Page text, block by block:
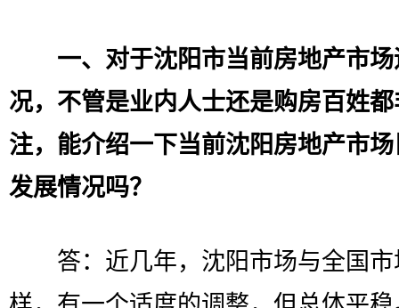
一、对于沈阳市当前房地产市
况，不管是业内人士还是购房百姓
注，能介绍一下当前沈阳房地产市
发展情况吗？
答：近几年，沈阳市场与全国市